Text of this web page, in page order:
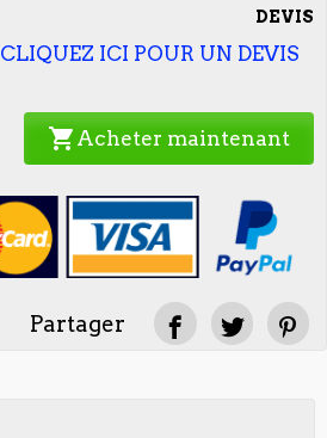
DEVIS
CLIQUEZ ICI POUR UN DEVIS
shopping_cart Acheter maintenant
Partager